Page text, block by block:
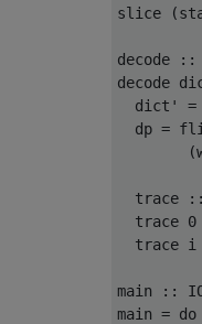
slice
decode
decode
dict' =
dp =
trace
trace 0
trace i
main ::
main = do